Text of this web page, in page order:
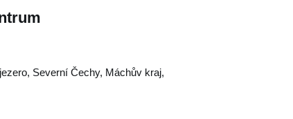
, Severní Čechy, Máchův kraj,